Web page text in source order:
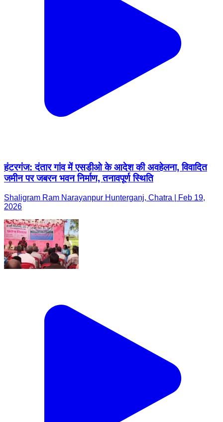
हंटरगंज: दंतार गांव में एसडीओ के आदेश की अवहेलना, विवादित
जमीन पर जबरन भवन निर्माण, तनावपूर्ण स्थिति
Shaligram Ram Narayanpur Hunterganj, Chatra | Feb 19,
2026